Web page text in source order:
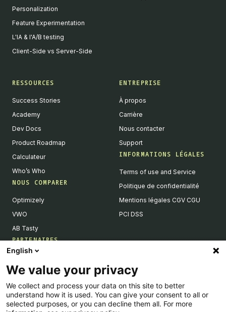
Personalization
Feature Experimentation
L'IA & l'A/B testing
Client-Side vs Server-Side
RESSOURCES
Success Stories
Academy
Dev Docs
Product Roadmap
Calculateur
Who’s Who
NOUS COMPARER
Optimizely
VWO
AB Tasty
PARTENAIRES
Devenir partenaires
Liste de nos intégrations
Agences Partenaires
ENTREPRISE
À propos
Carrière
Nous contacter
Support
INFORMATIONS LÉGALES
Terms of use and Service
Politique de confidentialité
Mentions légales CGV CGU
PCI DSS
English
We value your privacy
We collect and process your data on this site to better
understand how it is used. You can give your consent to all or
selected purposes, or you can decline them all. For more